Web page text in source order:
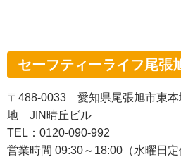
セーフティーライフ尾張
〒488-0033 愛知県尾張旭市東本
地 JIN晴丘ビル
TEL：0120-090-992
営業時間 09:30～18:00（水曜日定